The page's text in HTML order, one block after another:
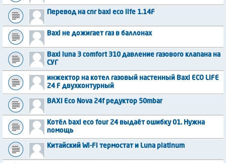
Перевод на спг baxi eco life 1.14F
Baxi не дожигает газ в баллонах
Baxi luna 3 comfort 310 давление газового клапана на
СУГ
инжектор на котел газовый настенный Baxi ECO LIFE
24 F двухконтурный
BAXI Eco Nova 24f редуктор 50mbar
Котёл baxi eco four 24 выдаёт ошибку 01. Нужна
помощь
Китайский Wi-Fi термостат и Luna platinum